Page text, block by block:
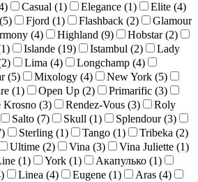
) Casual (1) Elegance (1) Elite (4)
5) Fjord (1) Flashback (2)
Glamour
(4) Highland (9) Hobstar (2)
1) Islande (19) Istambul (2)
Lady
2) Lima (4) Longchamp (4)
(5) Mixology (4) New York (5)
(1) Open Up (2) Primarific (3)
Krosno (3) Rendez-Vous (3)
Roly
Salto (7) Skull (1) Splendour (3)
) Sterling (1) Tango (1) Tribeka (2)
Ultime (2) Vina (3) Vina Juliette (1)
(1) York (1) Акапулько (1)
) Linea (4) Eugene (1) Aras (4)